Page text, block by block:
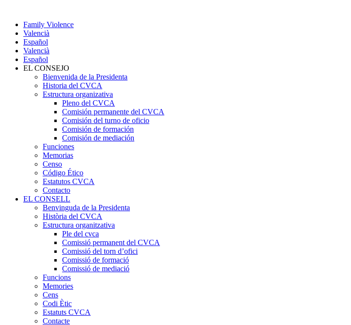
Family Violence
Valencià
Español
Valencià
Español
EL CONSEJO
Bienvenida de la Presidenta
Historia del CVCA
Estructura organizativa
Pleno del CVCA
Comisión permanente del CVCA
Comisión del turno de oficio
Comisión de formación
Comisión de mediación
Funciones
Memorias
Censo
Código Ético
Estatutos CVCA
Contacto
EL CONSELL
Benvinguda de la Presidenta
Història del CVCA
Estructura organitzativa
Ple del cvca
Comissió permanent del CVCA
Comissió del torn d’ofici
Comissió de formació
Comissió de mediació
Funcions
Memories
Cens
Codi Ètic
Estatuts CVCA
Contacte